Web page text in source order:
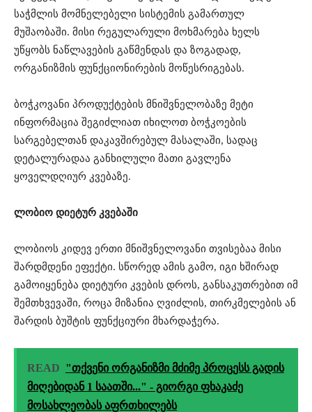
საჭმლის მომნელებელი სისტემის გამართულ
მუშაობაში. მისი რეგულარული მოხმარება ხელს
უწყობს ნაწლავების გაწმენდას და ზოგადად,
ორგანიზმის ფუნქციონირების მოწესრიგებას.
ბოჭკოვანი პროდუქტების მნიშვნელობაზე მეტი
ინფორმაცია შეგიძლიათ იხილოთ ბოჭკოების
სარგებელთან დაკავშირებულ მასალაში, სადაც
დეტალურადაა განხილული მათი გავლენა
ყოველდღიურ კვებაზე.
ლობიო დიეტურ კვებაში
ლობიოს კიდევ ერთი მნიშვნელოვანი თვისებაა მისი
შარდმდენი ეფექტი. სწორედ ამის გამო, იგი ხშირად
გამოიყენება დიეტური კვების დროს, განსაკუთრებით იმ
შემთხვევაში, როცა მიზანია ღვიძლის, თირკმელების ან
შარდის ბუშტის ფუნქციური მხარდაჭერა.
READ "თქვენი ორგანიზმი მძიმე პროცესს გადის
მიღებიდან 1 საათში..." - გიორგი ფხაკაძე
მოსახლეობას აფრთხილებს